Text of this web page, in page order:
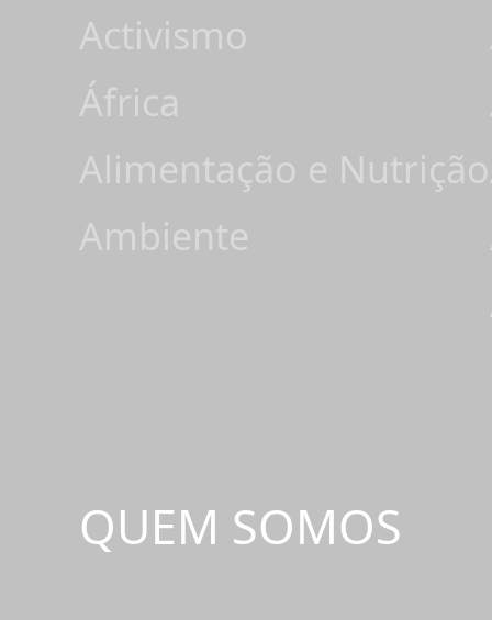
Activismo
África
Alimentação e Nutrição
Ambiente
QUEM SOMOS